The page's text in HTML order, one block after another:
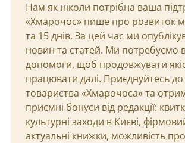
Нам як ніколи потрібна ваша
«Хмарочос» пише про розвиток
та 15 днів. За цей час ми
новин та статей. Ми потребуємо
допомоги, щоб продовжувати
працювати далі. Приєднуйтесь
товариства «Хмарочоса» та
приємні бонуси від редакції:
культурні заходи в Києві,
актуальні книжки, можливість